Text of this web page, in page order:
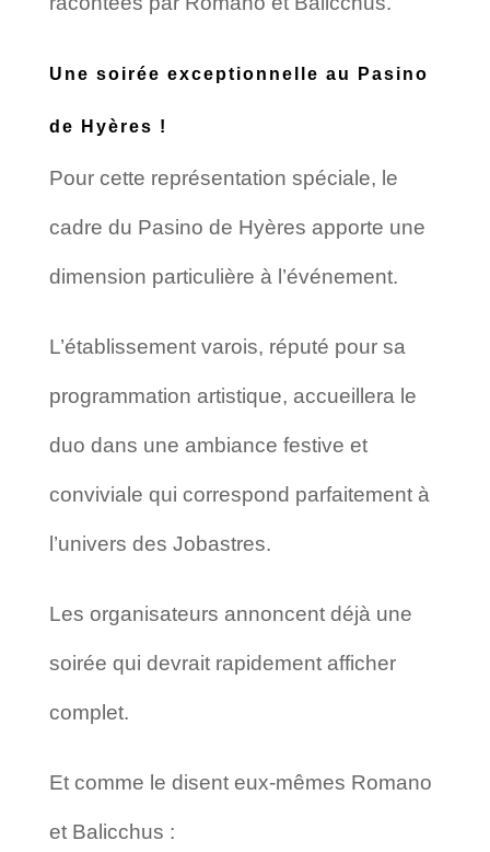
Une soirée exceptionnelle au Pasino
de Hyères !
Pour cette représentation spéciale, le
cadre du Pasino de Hyères apporte une
dimension particulière à l’événement.
L’établissement varois, réputé pour sa
programmation artistique, accueillera le
duo dans une ambiance festive et
conviviale qui correspond parfaitement à
l’univers des Jobastres.
Les organisateurs annoncent déjà une
soirée qui devrait rapidement afficher
complet.
Et comme le disent eux-mêmes Romano
et Balicchus :